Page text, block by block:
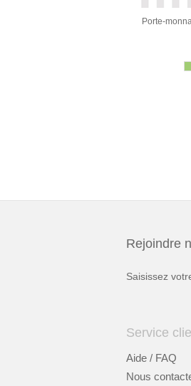
Porte-
Rejoindre
Saisissez
Service
Aide / FAQ
Nous